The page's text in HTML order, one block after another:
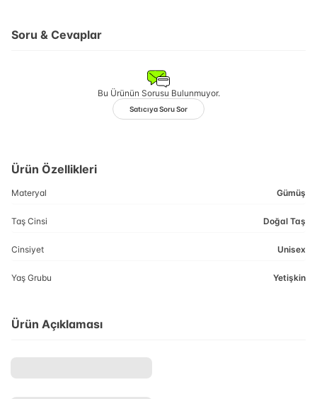
Soru & Cevaplar
Bu Ürünün Sorusu Bulunmuyor.
Satıcıya Soru Sor
Ürün Özellikleri
Materyal Gümüş
Taş Cinsi Doğal Taş
Cinsiyet Unisex
Yaş Grubu Yetişkin
Ürün Açıklaması